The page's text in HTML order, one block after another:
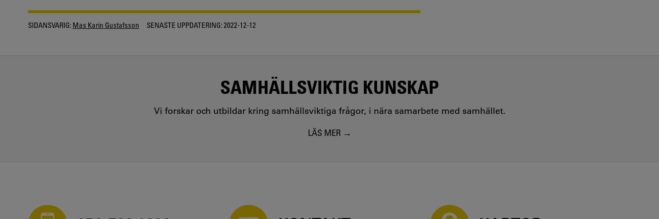
SIDANSVARIG: Mas Karin Gustafsson SENASTE UPPDATERING:2022-12-12
SAMHÄLLSVIKTIG KUNSKAP
Vi forskar och utbildar kring samhällsviktiga frågor, i nära samarbete med samhället.
LÄS MER